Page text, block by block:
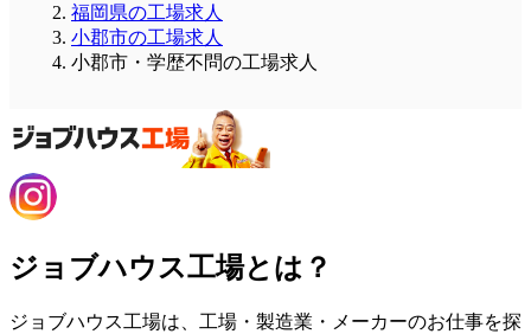
福岡県の工場求人
小郡市の工場求人
小郡市・学歴不問の工場求人
ジョブハウス工場とは？
ジョブハウス工場は、工場・製造業・メーカーのお仕事を探